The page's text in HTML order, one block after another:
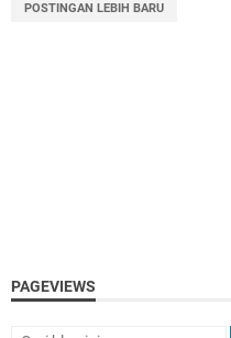
POSTINGAN LEBIH BARU
PAGEVIEWS